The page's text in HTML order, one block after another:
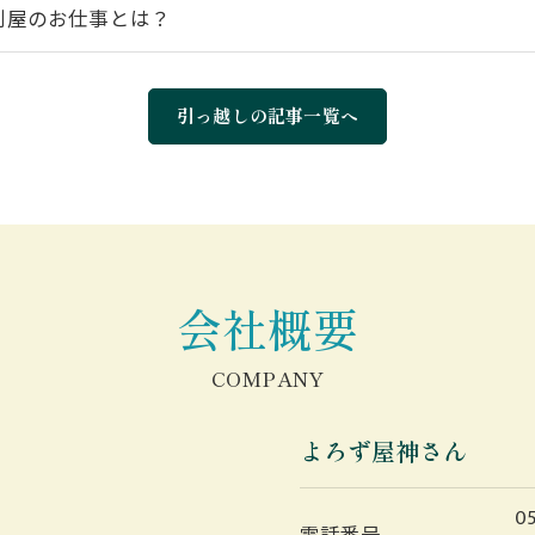
のお仕事とは？
引っ越しの記事一覧へ
会社概要
COMPANY
よろず屋神さん